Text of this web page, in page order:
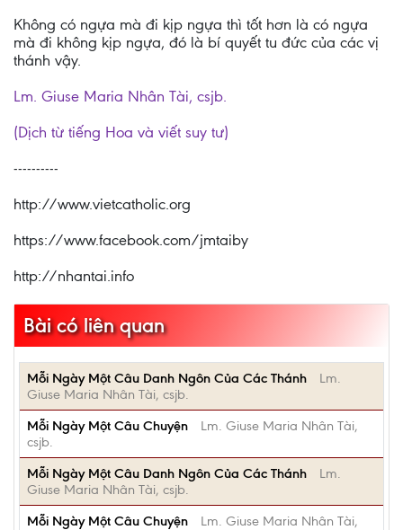
Không có ngựa mà đi kịp ngựa thì tốt hơn là có ngựa
mà đi không kịp ngựa, đó là bí quyết tu đức của các vị
thánh vậy.
Lm. Giuse Maria Nhân Tài, csjb.
(Dịch từ tiếng Hoa và viết suy tư)
----------
http://www.vietcatholic.org
https://www.facebook.com/jmtaiby
http://nhantai.info
Bài có liên quan
Mỗi Ngày Một Câu Danh Ngôn Của Các Thánh
Lm.
Giuse Maria Nhân Tài, csjb.
Mỗi Ngày Một Câu Chuyện
Lm. Giuse Maria Nhân Tài,
csjb.
Mỗi Ngày Một Câu Danh Ngôn Của Các Thánh
Lm.
Giuse Maria Nhân Tài, csjb.
Mỗi Ngày Một Câu Chuyện
Lm. Giuse Maria Nhân Tài,